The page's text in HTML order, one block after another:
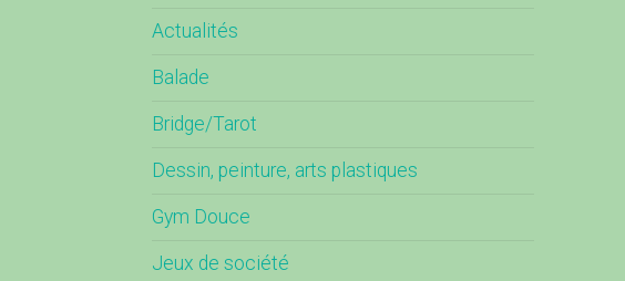
Actualités
Balade
Bridge/Tarot
Dessin, peinture, arts plastiques
Gym Douce
Jeux de société